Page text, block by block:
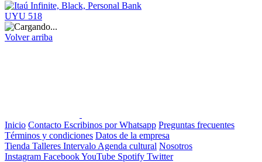
UYU 518
Volver arriba
Inicio Contacto Escribinos por Whatsapp Preguntas frecuentes
Términos y condiciones Datos de la empresa
Tienda Talleres Intervalo Agenda cultural Nosotros
Instagram FacebookYouTube Spotify Twitter